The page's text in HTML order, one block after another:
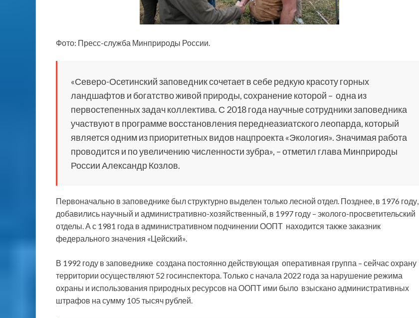
Фото: Пресс-служба Минприроды России.
«Северо-Осетинский заповедник сочетает в себе редкую красоту горных
ландшафтов и богатство живой природы, сохранение которой – одна из
первостепенных задач коллектива. С 2018 года научные сотрудники заповедника
участвуют в программе восстановления переднеазиатского леопарда, который
является одним из приоритетных видов нацпроекта «Экология». Значимая работа
проводится и по увеличению численности зубра», – отметил глава Минприроды
России Александр Козлов.
Первоначально в заповеднике был структурно выделен только лесной отдел. Позднее, в 1976 году,
добавились научный и административно-хозяйственный, в 1997 году – эколого-просветительский
отделы. А с 1981 года в административном подчинении ООПТ находится также заказник
федерального значения «Цейский».
В 1992 году в заповеднике создана постоянно действующая оперативная группа – сейчас охрану
территории осуществляют 52 госинспектора. Только с начала 2022 года за нарушение режима
охраны и использования природных ресурсов на ООПТ ими было взыскано административных
штрафов на сумму 105 тысяч рублей.